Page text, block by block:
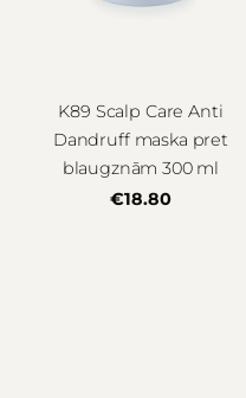
K89 Scalp Care Anti
Dandruff maska pret
blaugznām 300 ml
€18.80